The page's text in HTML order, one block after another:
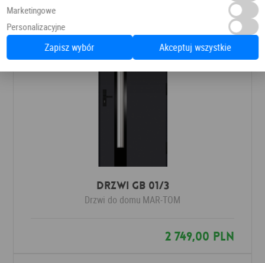
Drzwi GB 01/3
Drzwi do domu MAR-TOM
2 749,00 PLN
Marketingowe
Personalizacyjne
Zapisz wybór Akceptuj wszystkie